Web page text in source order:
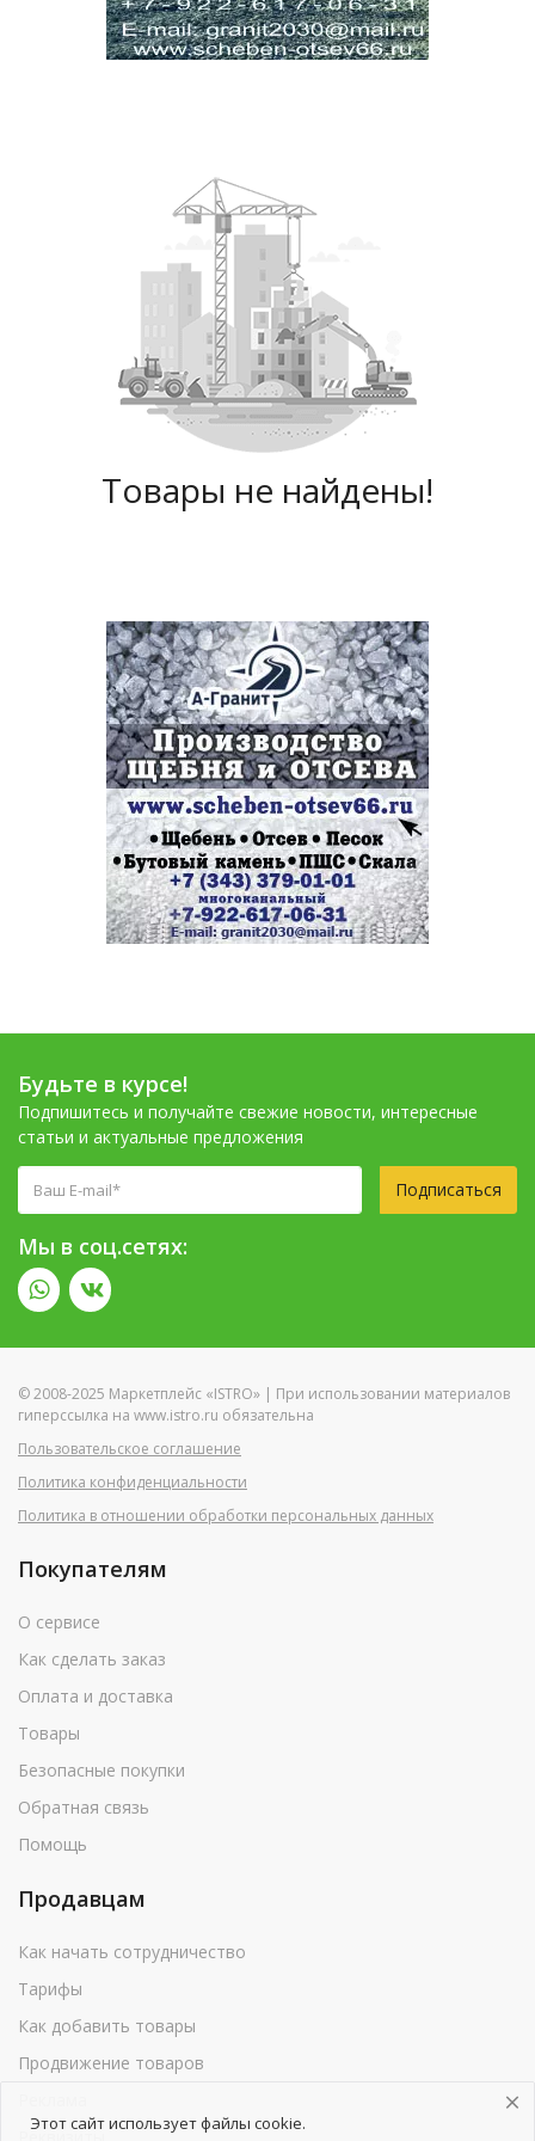
Товары не найдены!
Будьте в курсе!
Подпишитесь и получайте свежие новости, интересные
статьи и актуальные предложения
Подписаться
Мы в соц.сетях:
© 2008-2025 Маркетплейс «ISTRO» | При использовании материалов
гиперссылка на www.istro.ru обязательна
Пользовательское соглашение
Политика конфиденциальности
Политика в отношении обработки персональных данных
Покупателям
О сервисе
Как сделать заказ
Оплата и доставка
Товары
Безопасные покупки
Обратная связь
Помощь
Продавцам
Как начать сотрудничество
Тарифы
Как добавить товары
Продвижение товаров
Реквизиты
Этот сайт использует файлы cookie.